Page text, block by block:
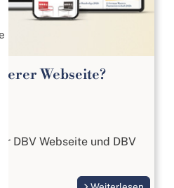
Webseite?
DBV Webseite und DBV